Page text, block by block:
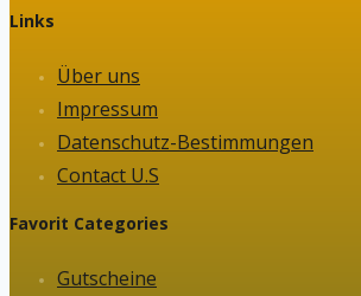
Links
Über uns
Impressum
Datenschutz-Bestimmungen
Contact U.S
Favorit Categories
Gutscheine